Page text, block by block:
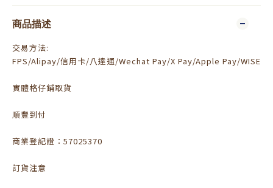
商品描述
交易方法:
FPS/Alipay/信用卡/八達通/Wechat Pay/X Pay/Apple Pay/WISE
實體格仔鋪取貨
順豐到付
商業登記證：57025370
訂貨注意